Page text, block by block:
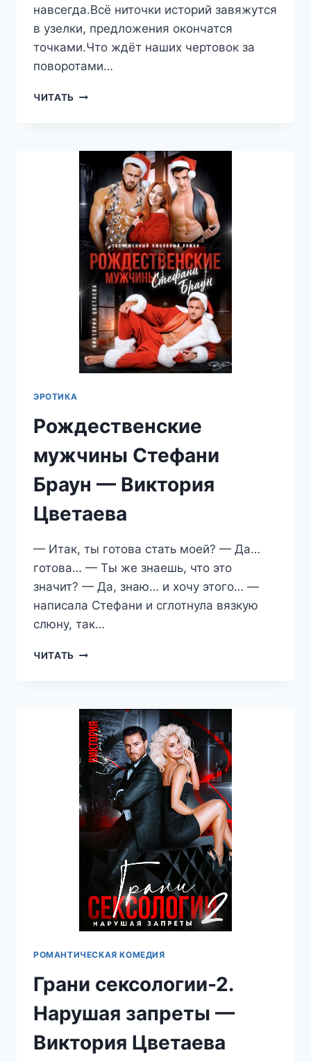
навсегда.Всё ниточки историй завяжутся
в узелки, предложения окончатся
точками.Что ждёт наших чертовок за
поворотами…
ЧИТАТЬ ГРАНИ
—
ВИКТОРИЯ
ЦВЕТАЕВА
ЭРОТИКА
Рождественские
мужчины Стефани
Браун — Виктория
Цветаева
— Итак, ты готова стать моей? — Да…
готова… — Ты же знаешь, что это
значит? — Да, знаю… и хочу этого… —
написала Стефани и сглотнула вязкую
слюну, так…
ЧИТАТЬ РОЖДЕСТВЕНСКИЕ
—
ВИКТОРИЯ
ЦВЕТАЕВА
РОМАНТИЧЕСКАЯ КОМЕДИЯ
Грани сексологии-2.
Нарушая запреты —
Виктория Цветаева